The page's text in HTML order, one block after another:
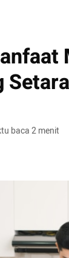
baca 2 menit